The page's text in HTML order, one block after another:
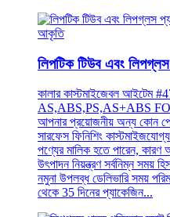
লিপটিক টিউব এবং
কালার কাস্টমাইজেবল আইটেম
AS,ABS,PS,AS+ABS FOB
আপনার প্রয়োজনীয় অন্য কোন
সারফেস ফিনিশিং
পণ্যের মালিক হতে পারেন, কারণ
উৎপাদন নিয়ন্ত্রণ সর্বনিম্ন সময়
নমুনা উপলব্ধ ডেলিভারি সময়
থেকে 35 দিনের প্যাকেজিন...